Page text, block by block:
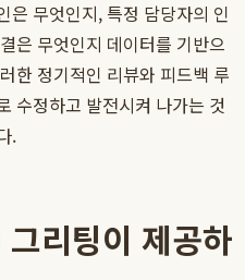
은 무엇인지, 특정 담당자의 인
은 무엇인지 데이터를 기반으
한 정기적인 리뷰와 피드백 루
수정하고 발전시켜 나가는 것
.
리팅이 제공하